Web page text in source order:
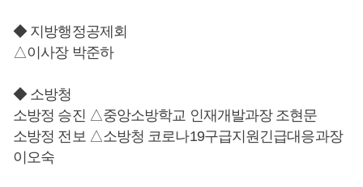
◆ 지방행정공제회
△이사장 박준하
◆ 소방청
소방정 승진 △중앙소방학교 인재개발과장 조현문
소방정 전보 △소방청 코로나19구급지원긴급대응과장
이오숙